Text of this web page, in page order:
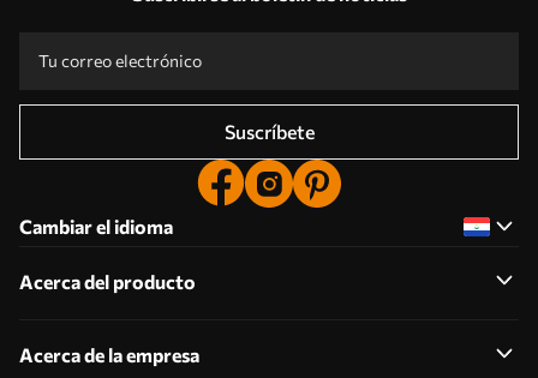
Suscríbete
Cambiar el idioma
Acerca del producto
Acerca de la empresa